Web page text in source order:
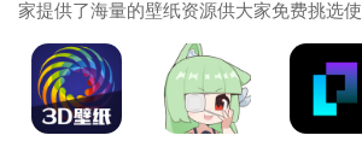
家提供了海量的壁纸资源供大家免费挑选
还有超多种类的分类包括了帅哥、美女、
美食、星空、自然、建筑、萌宠等等，帮助